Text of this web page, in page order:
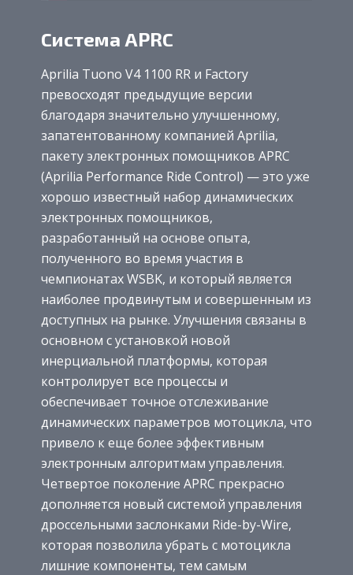
Система APRC
Aprilia Tuono V4 1100 RR и Factory
превосходят предыдущие версии
благодаря значительно улучшенному,
запатентованному компанией Aprilia,
пакету электронных помощников APRC
(Aprilia Performance Ride Control) — это уже
хорошо известный набор динамических
электронных помощников,
разработанный на основе опыта,
полученного во время участия в
чемпионатах WSBK, и который является
наиболее продвинутым и совершенным из
доступных на рынке. Улучшения связаны в
основном с установкой новой
инерциальной платформы, которая
контролирует все процессы и
обеспечивает точное отслеживание
динамических параметров мотоцикла, что
привело к еще более эффективным
электронным алгоритмам управления.
Четвертое поколение APRC прекрасно
дополняется новый системой управления
дроссельными заслонками Ride-by-Wire,
которая позволила убрать с мотоцикла
лишние компоненты, тем самым